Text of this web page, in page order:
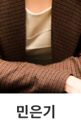
민은기